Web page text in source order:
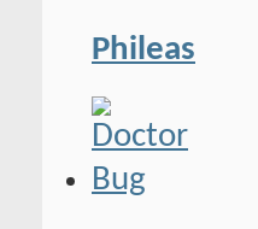
Phileas